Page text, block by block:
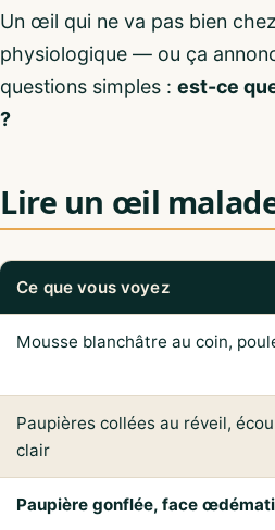
Un œil qui ne va pas bien
physiologique — ou ça
questions simples : est-ce
?
Lire un œil
Ce que vous voyez
Mousse blanchâtre au coin,
Paupières collées au réveil,
clair
Paupière gonflée, face